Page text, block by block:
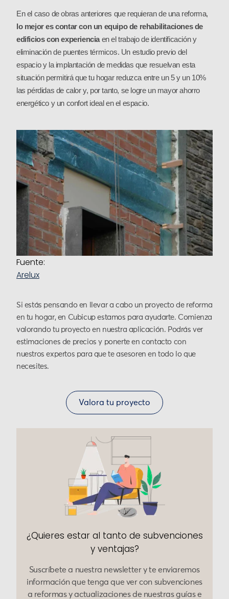
En el caso de obras anteriores que requieran de una reforma,
lo mejor es contar con un equipo de rehabilitaciones de
edificios con experienciaen el trabajo de identificación y
eliminación de puentes térmicos. Un estudio previo del
espacio y la implantación de medidas que resuelvan esta
situación permitirá que tu hogar reduzca entre un 5 y un 10%
las pérdidas de calor y, por tanto, se logre un mayor ahorro
energético y un confort ideal en el espacio.
Fuente:
Arelux
Si estás pensando en llevar a cabo un proyecto de reforma
en tu hogar, en Cubicup estamos para ayudarte. Comienza
valorando tu proyecto en nuestra aplicación. Podrás ver
estimaciones de precios y ponerte en contacto con
nuestros expertos para que te asesoren en todo lo que
necesites.
Valora tu proyecto
¿Quieres estar al tanto de subvenciones
y ventajas?
Suscríbete a nuestra newsletter y te enviaremos
información que tenga que ver con subvenciones
a reformas y actualizaciones de nuestras guías e